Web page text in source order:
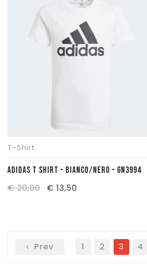
€ 20,00.
è:
€ 13,50.
T-Shirt
ADIDAS T SHIRT – BIANCO/NERO – GN3994
€20,00
Il
€ 20,00.
€ 13,50
€ 13,50.
Prev 1 2 3 4